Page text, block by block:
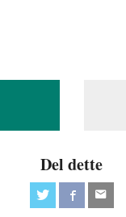
Del dette